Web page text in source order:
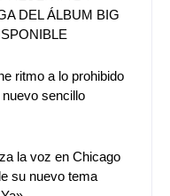
DEL ÁLBUM BIG
ritmo a lo prohibido
sencillo
la voz en Chicago
su nuevo tema